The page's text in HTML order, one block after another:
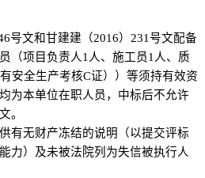
号文和甘建建（2016）231号文配备
（项目负责人1人、施工员1人、质
安全生产考核C证））等须持有效资
为本单位在职人员，中标后不允许
。
有无财产冻结的说明（以提交评标
力）及未被法院列为失信被执行人